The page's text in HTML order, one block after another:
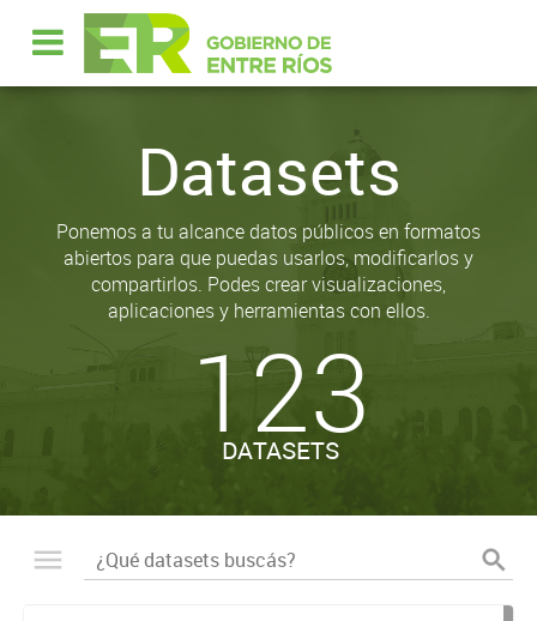
Datasets
Ponemos a tu alcance datos públicos en formatos
abiertos para que puedas usarlos, modificarlos y
compartirlos. Podes crear visualizaciones,
aplicaciones y herramientas con ellos.
123
DATASETS